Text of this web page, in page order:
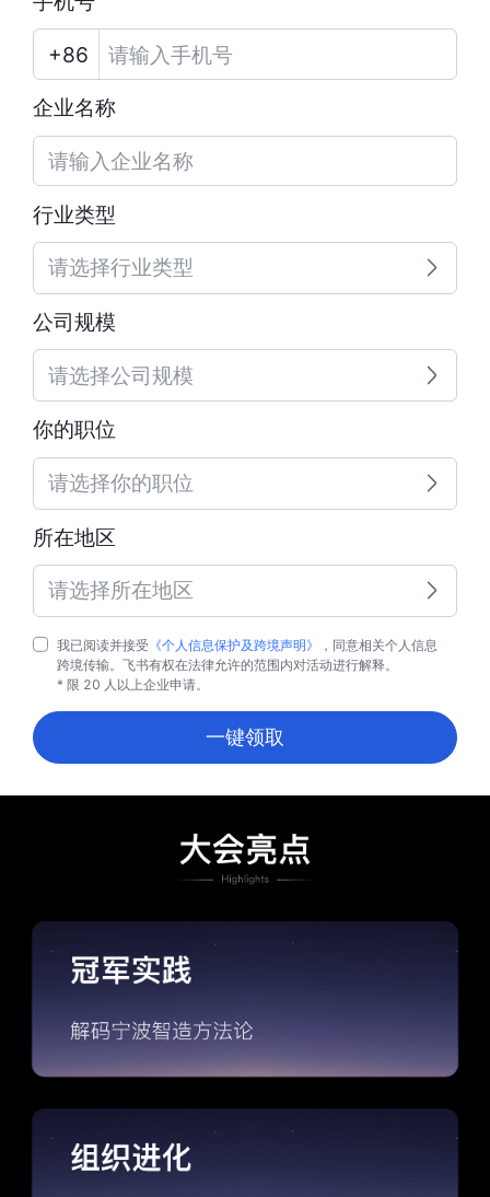
企业名称
行业类型
请选择行业类型
公司规模
请选择公司规模
你的职位
请选择你的职位
所在地区
请选择所在地区
我已阅读并接受 《个人信息保护及跨境声明》
，同意相关个人信息
跨境传输。飞书有权在法律允许的范围内对活动进行解释。
* 限 20 人以上企业申请。
一键领取